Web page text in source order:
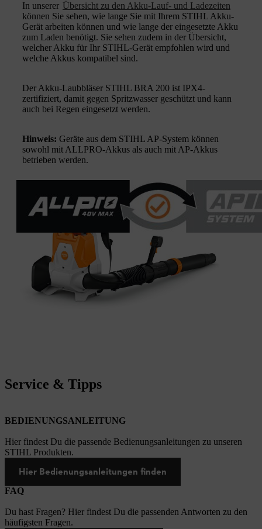
In unserer Übersicht zu den Akku-Lauf- und Ladezeiten
können Sie sehen, wie lange Sie mit Ihrem STIHL Akku-
Gerät arbeiten können und wie lange der eingesetzte Akku
zum Laden benötigt. Sie sehen zudem in der Übersicht,
welcher Akku für Ihr STIHL-Gerät empfohlen wird und
welche Akkus kompatibel sind.
Der Akku-Laubbläser STIHL BRA 200 ist IPX4-
zertifiziert, damit gegen Spritzwasser geschützt und kann
auch bei Regen eingesetzt werden.
Hinweis: Geräte aus dem STIHL AP-System können
sowohl mit ALLPRO-Akkus als auch mit AP-Akkus
betrieben werden.
Service & Tipps
BEDIENUNGSANLEITUNG
Hier findest Du die passende Bedienungsanleitungen zu unseren
STIHL Produkten.
Hier Bedienungsanleitungen finden
FAQ
Du hast Fragen? Hier findest Du die passenden Antworten zu den
häufigsten Fragen.